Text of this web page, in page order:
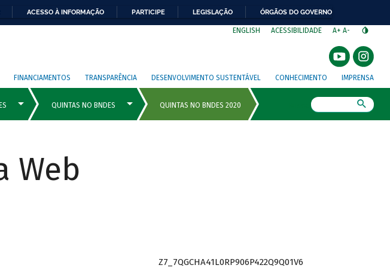
ACESSO À INFORMAÇÃO PARTICIPE LEGISLAÇÃO ÓRGÃOS DO GOVERNO
ENGLISH ACESSIBILIDADE A+ A-
FINANCIAMENTOS TRANSPARÊNCIA DESENVOLVIMENTO SUSTENTÁVEL CONHECIMENTO IMPRENSA
Web
Z7_7QGCHA41L0RP906P422Q9Q01V6